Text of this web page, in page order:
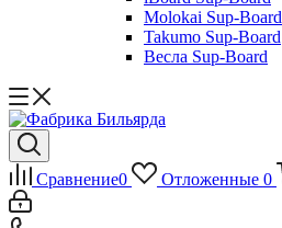
Molokai Sup-Board
Takumo Sup-Board
Весла Sup-Board
Сравнение0 Отложенные 0